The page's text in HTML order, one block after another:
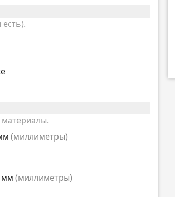
(миллиметры)
мм (миллиметры)